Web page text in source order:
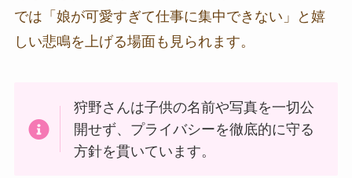
では「娘が可愛すぎて仕事に集中できない」と嬉
しい悲鳴を上げる場面も見られます。
狩野さんは子供の名前や写真を一切公
開せず、プライバシーを徹底的に守る
方針を貫いています。